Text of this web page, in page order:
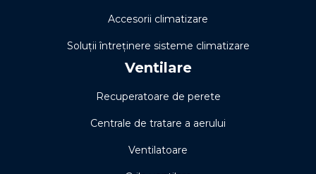
Accesorii climatizare
Soluţii întreţinere sisteme climatizare
Ventilare
Recuperatoare de perete
Centrale de tratare a aerului
Ventilatoare